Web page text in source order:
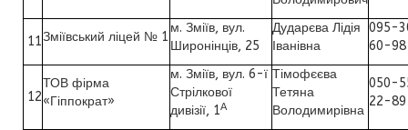
11Зміївський ліцей № 1
м. Зміїв, вул.
Широнінців, 25
Дударєва Лідія
Іванівна
095-
60-98
12
ТОВ фірма
«Гіппократ»
м. Зміїв, вул. 6-ї
Стрілкової
дивізії, 1А
Тімофєєва
Тетяна
Володимирівна
050-
22-89